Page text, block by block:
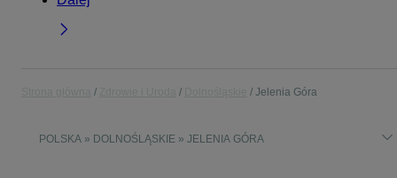
Jelenia Góra
POLSKA » DOLNOŚLĄSKIE » JELENIA GÓRA